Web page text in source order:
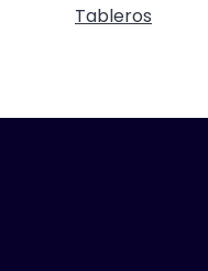
Tableros